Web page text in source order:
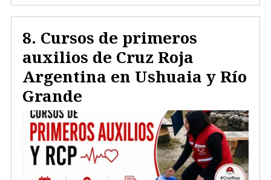
Cursos de primeros
auxilios de Cruz Roja
Argentina en Ushuaia y Río
Grande